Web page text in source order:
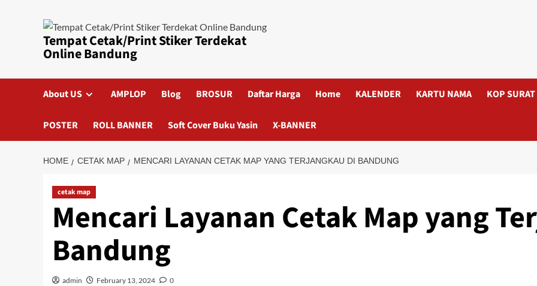
Tempat Cetak/Print Stiker Terdekat
Online Bandung
About US AMPLOP Blog BROSUR Daftar Harga Home KALENDER KARTU NAMA KOP SURAT
POSTER ROLL BANNER Soft Cover Buku Yasin X-BANNER
HOME CETAK MAP MENCARI LAYANAN CETAK MAP YANG TERJANGKAU DI BANDUNG
cetak map
Mencari Layanan Cetak Map yang
Bandung
admin February 13, 2024 0